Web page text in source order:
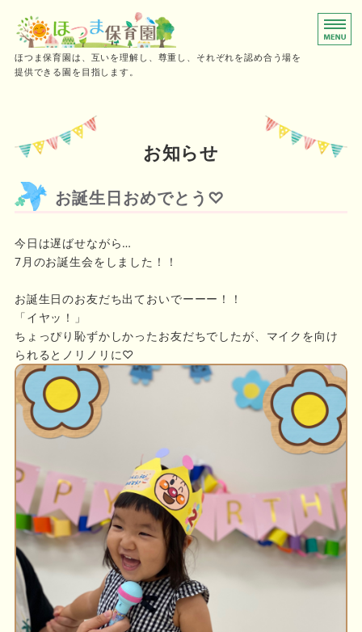
0～2歳児向けの小規模保育園
ほつま保育園は、互いを理解し、尊重し、それぞれを認め合う場を
提供できる園を目指します。
保育時間
ご利用の流れ
施設概要・採用情報
お問い合わせ
お知らせ
お誕生日おめでとう♡
今日は遅ばせながら…
7月のお誕生会をしました！！
お誕生日のお友だち出ておいでーーー！！
「イヤッ！」
ちょっぴり恥ずかしかったお友だちでしたが、マイクを向け
られるとノリノリに♡